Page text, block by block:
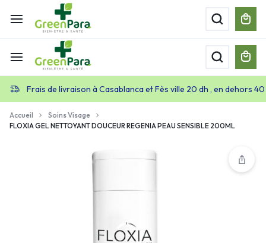
Frais de livraison à Casablanca et Fès ville 20 dh , en dehors
Accueil
Soins Visage
FLOXIA GEL NETTOYANT DOUCEUR REGENIA PEAU SENSIBLE 200ML